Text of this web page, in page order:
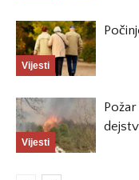
Vijesti
Vijesti